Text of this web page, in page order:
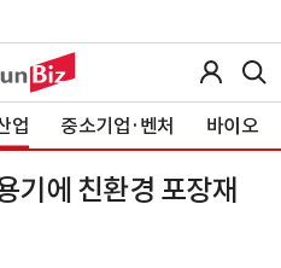
업 중소기업·벤처 바이오
기에 친환경 포장재